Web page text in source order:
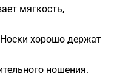
мягкость,
хорошо держат
ношения.